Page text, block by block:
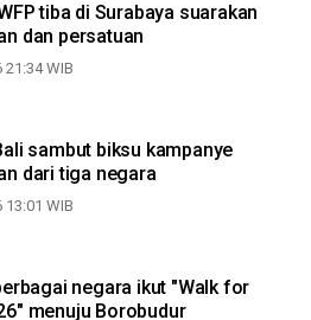
tiba di Surabaya suarakan
dan persatuan
21:34 WIB
sambut biksu kampanye
dari tiga negara
13:01 WIB
negara ikut "Walk for
menuju Borobudur